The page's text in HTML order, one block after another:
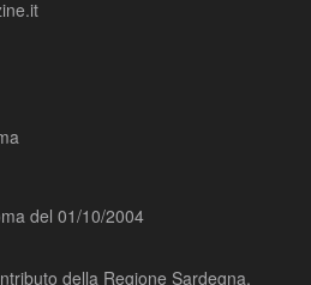
del 01/10/2004
della Regione Sardegna,